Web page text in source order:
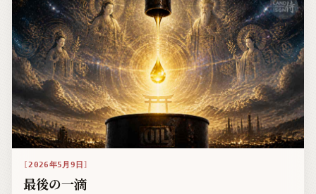
2026年5月9日
最後の一滴